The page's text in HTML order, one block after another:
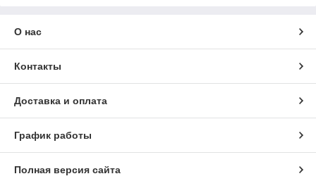
О нас
Контакты
Доставка и оплата
График работы
Полная версия сайта